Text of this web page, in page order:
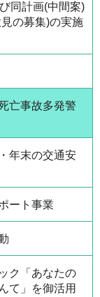
同計画(中間案)
の募集)の実施
亡事故多発警
年末の交通安
ート事業
ク「あなたの
て」を御活用